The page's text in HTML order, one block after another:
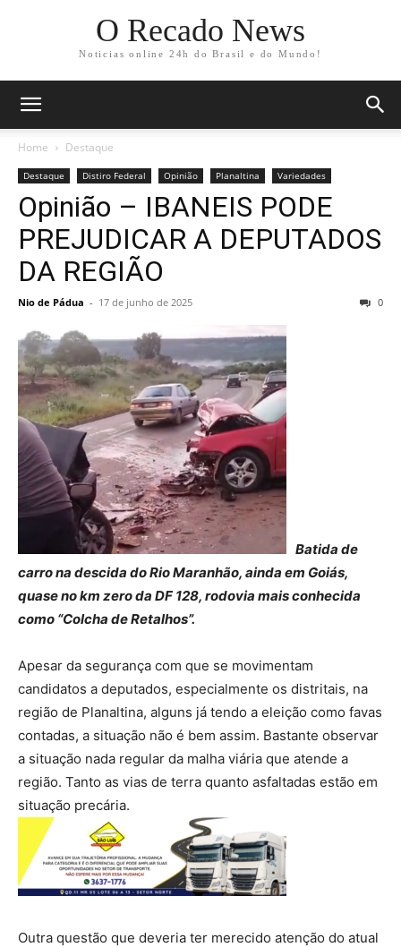
O Recado News
Noticias online 24h do Brasil e do Mundo!
Home Destaque
Destaque Distiro Federal Opinião Planaltina Variedades
Opinião – IBANEIS PODE
PREJUDICAR A DEPUTADOS
DA REGIÃO
Nio de Pádua - 17 de junho de 2025 0
Batida de
carro na descida do Rio Maranhão, ainda em Goiás,
quase no km zero da DF 128, rodovia mais conhecida
como “Colcha de Retalhos”.
Apesar da segurança com que se movimentam
candidatos a deputados, especialmente os distritais, na
região de Planaltina, alguns já tendo a eleição como favas
contadas, a situação não é bem assim. Bastante observar
a situação nada regular da malha viária que atende a
região. Tanto as vias de terra quanto asfaltadas estão em
situação precária.
Outra questão que deveria ter merecido atenção do atual